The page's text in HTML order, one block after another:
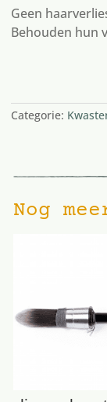
Geen
Behouden hun
Categorie:
Nog